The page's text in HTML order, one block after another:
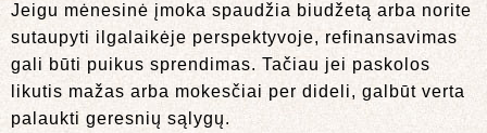
Jeigu mėnesinė įmoka spaudžia biudžetą arba norite
sutaupyti ilgalaikėje perspektyvoje, refinansavimas
gali būti puikus sprendimas. Tačiau jei paskolos
likutis mažas arba mokesčiai per dideli, galbūt verta
palaukti geresnių sąlygų.